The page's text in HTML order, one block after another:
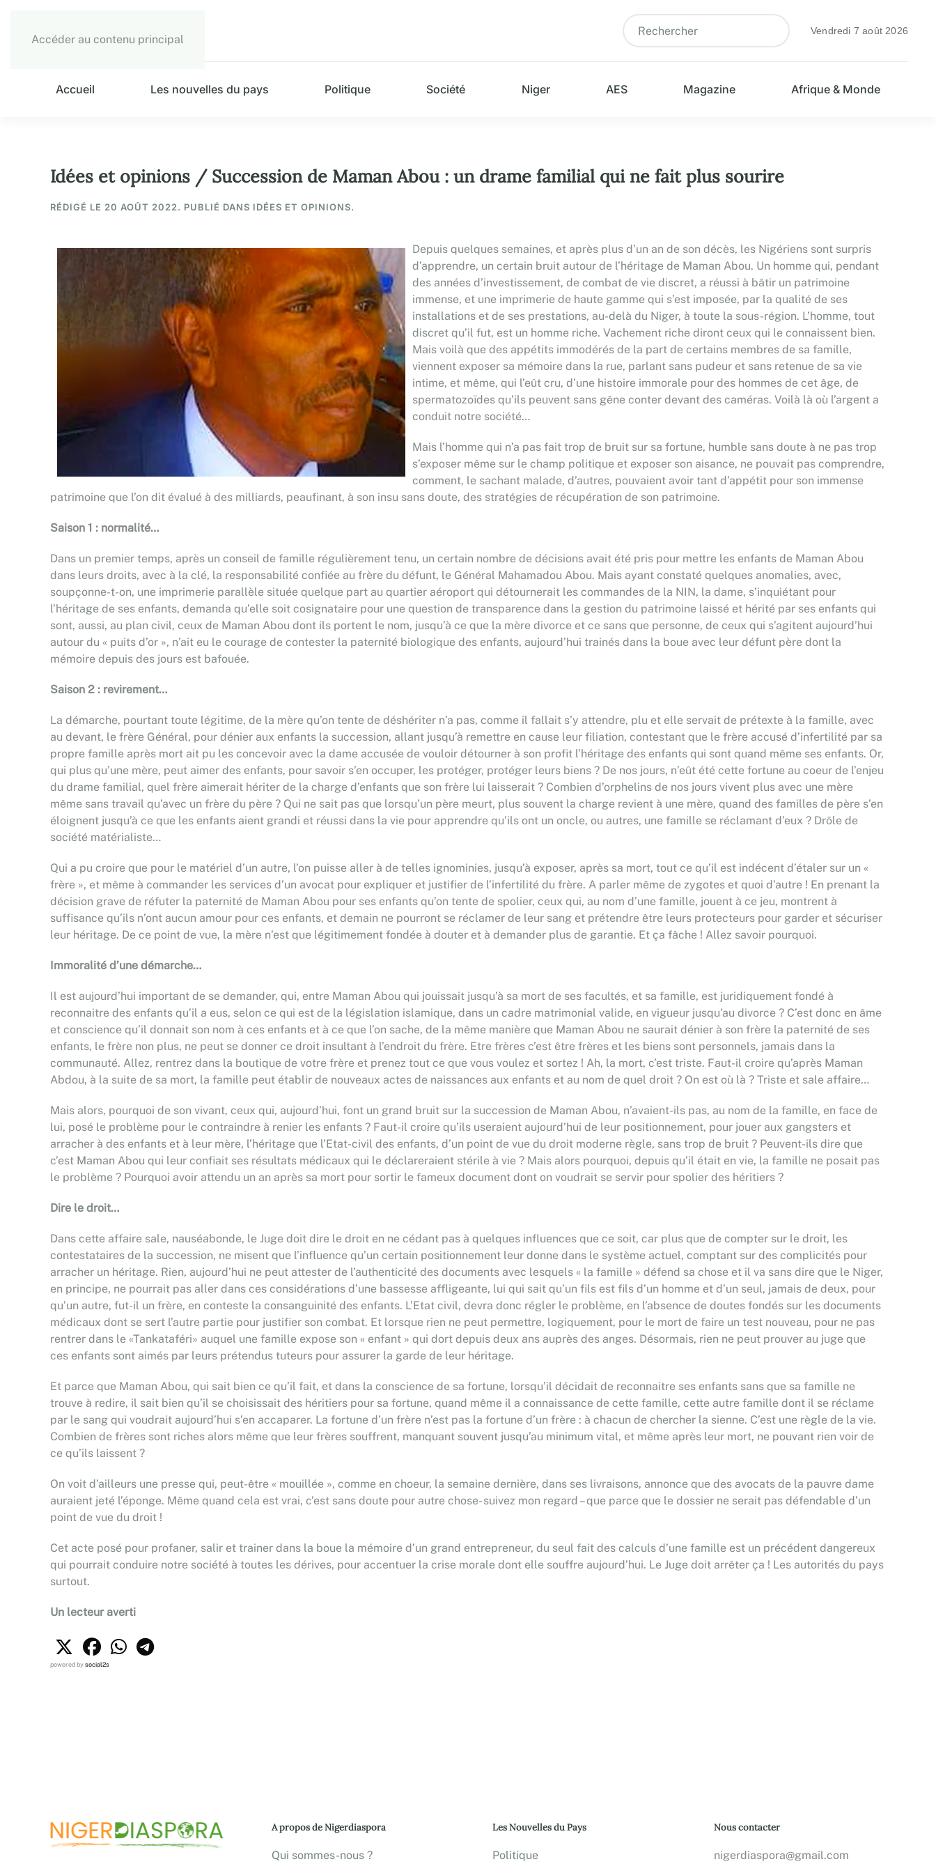
Accéder au contenu principal
Vendredi 7 août 2026
Accueil Les nouvelles du pays Politique Société Niger AES Magazine Afrique & Monde
Idées et opinions / Succession de Maman Abou : un drame familial qui ne fait plus sourire
RÉDIGÉ LE 20 AOÛT 2022. PUBLIÉ DANS IDÉES ET OPINIONS.
Depuis quelques semaines, et après plus d’un an de son décès, les Nigériens sont surpris
d’apprendre, un certain bruit autour de l’héritage de Maman Abou. Un homme qui, pendant
des années d’investissement, de combat de vie discret, a réussi à bâtir un patrimoine
immense, et une imprimerie de haute gamme qui s’est imposée, par la qualité de ses
installations et de ses prestations, au-delà du Niger, à toute la sous-région. L’homme, tout
discret qu’il fut, est un homme riche. Vachement riche diront ceux qui le connaissent bien.
Mais voilà que des appétits immodérés de la part de certains membres de sa famille,
viennent exposer sa mémoire dans la rue, parlant sans pudeur et sans retenue de sa vie
intime, et même, qui l’eût cru, d’une histoire immorale pour des hommes de cet âge, de
spermatozoïdes qu’ils peuvent sans gêne conter devant des caméras. Voilà là où l’argent a
conduit notre société…
Mais l’homme qui n’a pas fait trop de bruit sur sa fortune, humble sans doute à ne pas trop
s’exposer même sur le champ politique et exposer son aisance, ne pouvait pas comprendre,
comment, le sachant malade, d’autres, pouvaient avoir tant d’appétit pour son immense
patrimoine que l’on dit évalué à des milliards, peaufinant, à son insu sans doute, des stratégies de récupération de son patrimoine.
Saison 1 : normalité…
Dans un premier temps, après un conseil de famille régulièrement tenu, un certain nombre de décisions avait été pris pour mettre les enfants de Maman Abou
dans leurs droits, avec à la clé, la responsabilité confiée au frère du défunt, le Général Mahamadou Abou. Mais ayant constaté quelques anomalies, avec,
soupçonne-t-on, une imprimerie parallèle située quelque part au quartier aéroport qui détournerait les commandes de la NIN, la dame, s’inquiétant pour
l’héritage de ses enfants, demanda qu’elle soit cosignataire pour une question de transparence dans la gestion du patrimoine laissé et hérité par ses enfants qui
sont, aussi, au plan civil, ceux de Maman Abou dont ils portent le nom, jusqu’à ce que la mère divorce et ce sans que personne, de ceux qui s’agitent aujourd’hui
autour du « puits d’or », n’ait eu le courage de contester la paternité biologique des enfants, aujourd’hui trainés dans la boue avec leur défunt père dont la
mémoire depuis des jours est bafouée.
Saison 2 : revirement…
La démarche, pourtant toute légitime, de la mère qu’on tente de déshériter n’a pas, comme il fallait s’y attendre, plu et elle servait de prétexte à la famille, avec
au devant, le frère Général, pour dénier aux enfants la succession, allant jusqu’à remettre en cause leur filiation, contestant que le frère accusé d’infertilité par sa
propre famille après mort ait pu les concevoir avec la dame accusée de vouloir détourner à son profit l’héritage des enfants qui sont quand même ses enfants. Or,
qui plus qu’une mère, peut aimer des enfants, pour savoir s’en occuper, les protéger, protéger leurs biens ? De nos jours, n’eût été cette fortune au coeur de l’enjeu
du drame familial, quel frère aimerait hériter de la charge d’enfants que son frère lui laisserait ? Combien d’orphelins de nos jours vivent plus avec une mère
même sans travail qu’avec un frère du père ? Qui ne sait pas que lorsqu’un père meurt, plus souvent la charge revient à une mère, quand des familles de père s’en
éloignent jusqu’à ce que les enfants aient grandi et réussi dans la vie pour apprendre qu’ils ont un oncle, ou autres, une famille se réclamant d’eux ? Drôle de
société matérialiste…
Qui a pu croire que pour le matériel d’un autre, l’on puisse aller à de telles ignominies, jusqu’à exposer, après sa mort, tout ce qu’il est indécent d’étaler sur un «
frère », et même à commander les services d’un avocat pour expliquer et justifier de l’infertilité du frère. A parler même de zygotes et quoi d’autre ! En prenant la
décision grave de réfuter la paternité de Maman Abou pour ses enfants qu’on tente de spolier, ceux qui, au nom d’une famille, jouent à ce jeu, montrent à
suffisance qu’ils n’ont aucun amour pour ces enfants, et demain ne pourront se réclamer de leur sang et prétendre être leurs protecteurs pour garder et sécuriser
leur héritage. De ce point de vue, la mère n’est que légitimement fondée à douter et à demander plus de garantie. Et ça fâche ! Allez savoir pourquoi.
Immoralité d’une démarche…
Il est aujourd’hui important de se demander, qui, entre Maman Abou qui jouissait jusqu’à sa mort de ses facultés, et sa famille, est juridiquement fondé à
reconnaitre des enfants qu’il a eus, selon ce qui est de la législation islamique, dans un cadre matrimonial valide, en vigueur jusqu’au divorce ? C’est donc en âme
et conscience qu’il donnait son nom à ces enfants et à ce que l’on sache, de la même manière que Maman Abou ne saurait dénier à son frère la paternité de ses
enfants, le frère non plus, ne peut se donner ce droit insultant à l’endroit du frère. Etre frères c’est être frères et les biens sont personnels, jamais dans la
communauté. Allez, rentrez dans la boutique de votre frère et prenez tout ce que vous voulez et sortez ! Ah, la mort, c’est triste. Faut-il croire qu’après Maman
Abdou, à la suite de sa mort, la famille peut établir de nouveaux actes de naissances aux enfants et au nom de quel droit ? On est où là ? Triste et sale affaire…
Mais alors, pourquoi de son vivant, ceux qui, aujourd’hui, font un grand bruit sur la succession de Maman Abou, n’avaient-ils pas, au nom de la famille, en face de
lui, posé le problème pour le contraindre à renier les enfants ? Faut-il croire qu’ils useraient aujourd’hui de leur positionnement, pour jouer aux gangsters et
arracher à des enfants et à leur mère, l’héritage que l’Etat-civil des enfants, d’un point de vue du droit moderne règle, sans trop de bruit ? Peuvent-ils dire que
c’est Maman Abou qui leur confiait ses résultats médicaux qui le déclareraient stérile à vie ? Mais alors pourquoi, depuis qu’il était en vie, la famille ne posait pas
le problème ? Pourquoi avoir attendu un an après sa mort pour sortir le fameux document dont on voudrait se servir pour spolier des héritiers ?
Dire le droit…
Dans cette affaire sale, nauséabonde, le Juge doit dire le droit en ne cédant pas à quelques influences que ce soit, car plus que de compter sur le droit, les
contestataires de la succession, ne misent que l’influence qu’un certain positionnement leur donne dans le système actuel, comptant sur des complicités pour
arracher un héritage. Rien, aujourd’hui ne peut attester de l’authenticité des documents avec lesquels « la famille » défend sa chose et il va sans dire que le Niger,
en principe, ne pourrait pas aller dans ces considérations d’une bassesse affligeante, lui qui sait qu’un fils est fils d’un homme et d’un seul, jamais de deux, pour
qu’un autre, fut-il un frère, en conteste la consanguinité des enfants. L’Etat civil, devra donc régler le problème, en l’absence de doutes fondés sur les documents
médicaux dont se sert l’autre partie pour justifier son combat. Et lorsque rien ne peut permettre, logiquement, pour le mort de faire un test nouveau, pour ne pas
rentrer dans le «Tankataféri» auquel une famille expose son « enfant » qui dort depuis deux ans auprès des anges. Désormais, rien ne peut prouver au juge que
ces enfants sont aimés par leurs prétendus tuteurs pour assurer la garde de leur héritage.
Et parce que Maman Abou, qui sait bien ce qu’il fait, et dans la conscience de sa fortune, lorsqu’il décidait de reconnaitre ses enfants sans que sa famille ne
trouve à redire, il sait bien qu’il se choisissait des héritiers pour sa fortune, quand même il a connaissance de cette famille, cette autre famille dont il se réclame
par le sang qui voudrait aujourd’hui s’en accaparer. La fortune d’un frère n’est pas la fortune d’un frère : à chacun de chercher la sienne. C’est une règle de la vie.
Combien de frères sont riches alors même que leur frères souffrent, manquant souvent jusqu’au minimum vital, et même après leur mort, ne pouvant rien voir de
ce qu’ils laissent ?
On voit d’ailleurs une presse qui, peut-être « mouillée », comme en choeur, la semaine dernière, dans ses livraisons, annonce que des avocats de la pauvre dame
auraient jeté l’éponge. Même quand cela est vrai, c’est sans doute pour autre chose- suivez mon regard – que parce que le dossier ne serait pas défendable d’un
point de vue du droit !
Cet acte posé pour profaner, salir et trainer dans la boue la mémoire d’un grand entrepreneur, du seul fait des calculs d’une famille est un précédent dangereux
qui pourrait conduire notre société à toutes les dérives, pour accentuer la crise morale dont elle souffre aujourd’hui. Le Juge doit arrêter ça ! Les autorités du pays
surtout.
Un lecteur averti
powered bysocial2s
A propos de Nigerdiaspora
Qui sommes-nous ?
Les Nouvelles du Pays
Politique
Nous contacter
nigerdiaspora@gmail.com